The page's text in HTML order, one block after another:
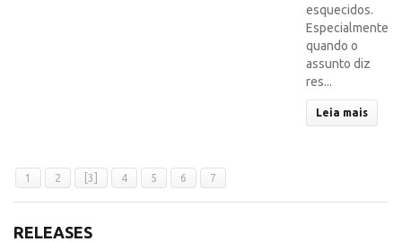
esquecidos.
Especialmente
quando o
assunto diz
res...
Leia mais
1 2 [3] 4 5 6 7
RELEASES